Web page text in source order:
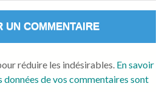
réduire les indésirables. En savoir
données de vos commentaires sont